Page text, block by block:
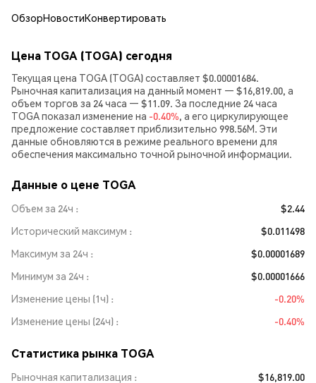
ОбзорНовостиКонвертировать
Цена TOGA (TOGA) сегодня
Текущая цена TOGA (TOGA) составляет $0.00001684.
Рыночная капитализация на данный момент — $16,819.00, а
объем торгов за 24 часа — $11.09. За последние 24 часа
TOGA показал изменение на -0.40%, а его циркулирующее
предложение составляет приблизительно 998.56M. Эти
данные обновляются в режиме реального времени для
обеспечения максимально точной рыночной информации.
Данные о цене TOGA
Объем за 24ч
$2.44
Исторический максимум
$0.011498
Максимум за 24ч
$0.00001689
Минимум за 24ч
$0.00001666
Изменение цены (1ч)
-0.20%
Изменение цены (24ч)
-0.40%
Статистика рынка TOGA
Рыночная капитализация
$16,819.00